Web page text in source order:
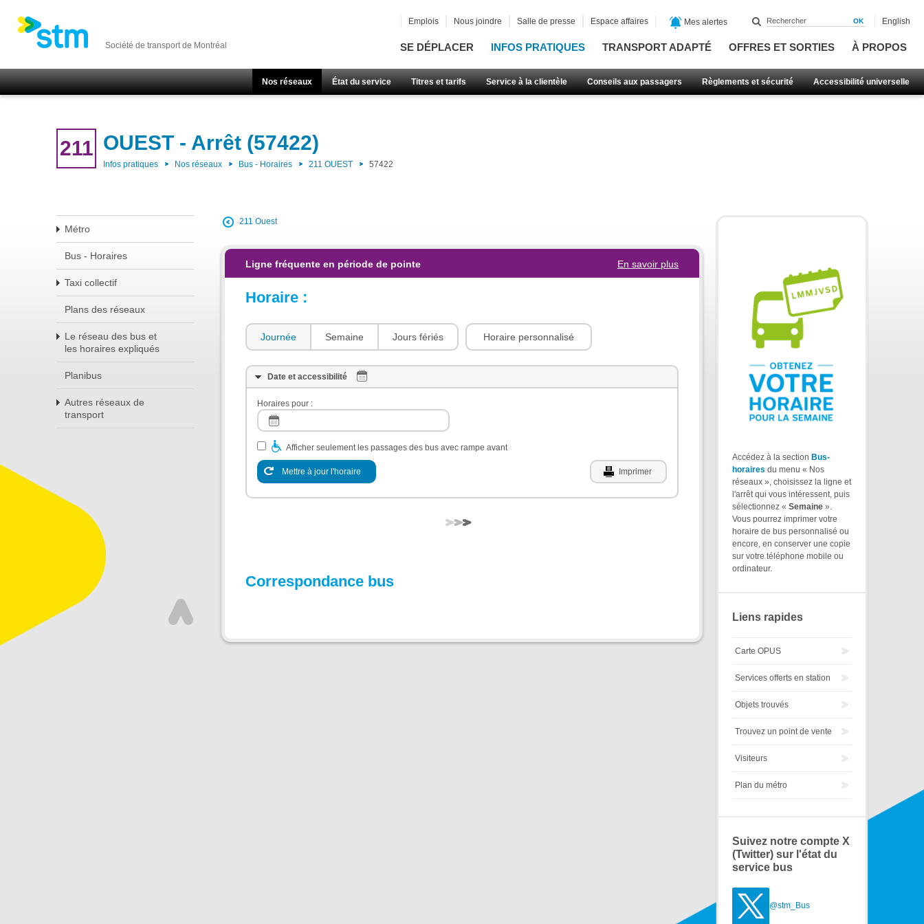
Société de transport de Montréal SE DÉPLACER INFOS PRATIQUES TRANSPORT ADAPTÉ OFFRES ET SORTIES À PROPOS
Nos réseaux État du service Titres et tarifs Service à la clientèle Conseils aux passagers Règlements et sécurité Accessibilité universelle
Emplois Nous joindre Salle de presse Espace affaires Mes alertes English
211 OUEST - Arrêt (57422)
Infos pratiques Nos réseaux Bus - Horaires 211 OUEST 57422
Métro
Bus - Horaires
Taxi collectif
Plans des réseaux
Le réseau des bus et
les horaires expliqués
Planibus
Autres réseaux de
transport
211 Ouest
Ligne fréquente en période de pointe En savoir plus
Horaire :
Journée Semaine Jours fériés Horaire personnalisé
Date et accessibilité
Horaires pour :
Afficher seulement les passages des bus avec rampe avant
Mettre à jour l'horaire Imprimer
Correspondance bus
Accédez à la section Bus-
horaires du menu « Nos
réseaux », choisissez la ligne et
l'arrêt qui vous intéressent, puis
sélectionnez « Semaine ».
Vous pourrez imprimer votre
horaire de bus personnalisé ou
encore, en conserver une copie
sur votre téléphone mobile ou
ordinateur.
Liens rapides
Carte OPUS
Services offerts en station
Objets trouvés
Trouvez un point de vente
Visiteurs
Plan du métro
Suivez notre compte X
(Twitter) sur l'état du
service bus
@stm_Bus